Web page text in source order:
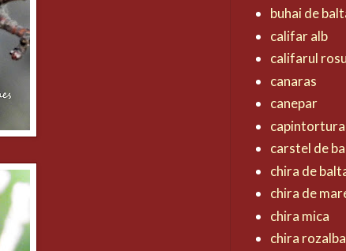
buhai de
califar alb
califarul
canaras
canepar
capintortura
carstel de
chira de
chira de
chira mica
chira rozalba